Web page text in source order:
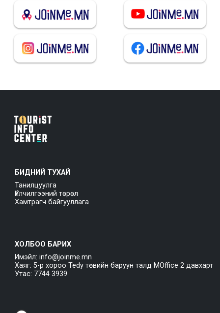
БИДНИЙ ТУХАЙ
Танилцуулга
Үйлчилгээний төрөл
Хамтрагч байгууллага
ХОЛБОО БАРИХ
Имэйл: info@joinme.mn
Хаяг: 5-р хороо Tedy төвийн баруун талд MOffice 2 давхарт
Утас: 7744 3939